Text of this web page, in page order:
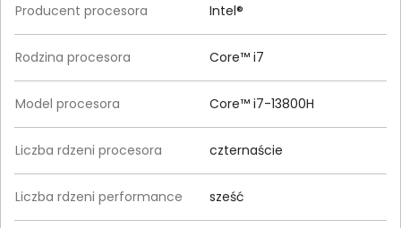
Producent procesora Intel®
Rodzina procesora Core™ i7
Model procesora Core™ i7-13800H
Liczba rdzeni procesora czternaście
Liczba rdzeni performance sześć